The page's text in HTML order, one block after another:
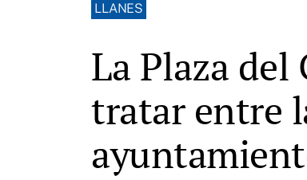
LLANES
La Plaza del
tratar entre